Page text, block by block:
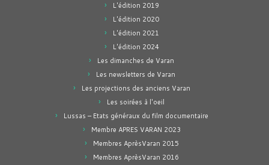
L'édition 2019
L'édition 2020
L'édition 2021
L'édition 2024
Les dimanches de Varan
Les newsletters de Varan
Les projections des anciens Varan
Les soirées à l'oeil
Lussas – Etats généraux du film documentaire
Membre APRES VARAN 2023
Membres AprèsVaran 2015
Membres AprèsVaran 2016